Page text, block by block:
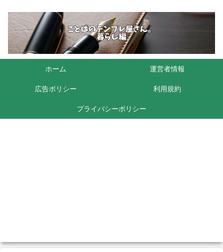
ホーム 運営者情報
広告ポリシー 利用規約
プライバシーポリシー